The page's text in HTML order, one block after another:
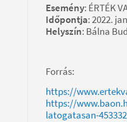
Esemény: ÉRTÉK
Időpontja: 2022.
Helyszín: Bálna
Forrás:
https://
https://
latogatasan-